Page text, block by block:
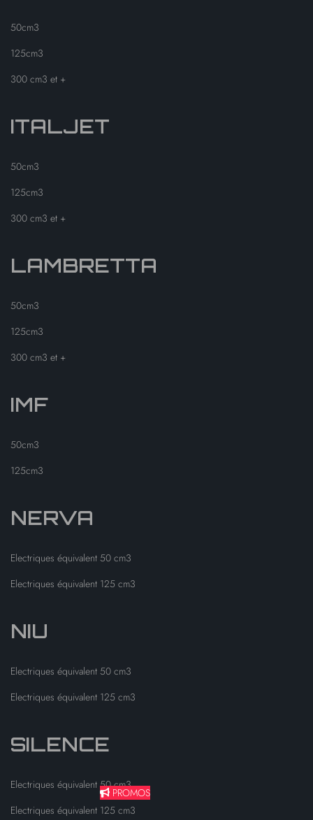
50cm3
125cm3
300 cm3 et +
ITALJET
50cm3
125cm3
300 cm3 et +
LAMBRETTA
50cm3
125cm3
300 cm3 et +
IMF
50cm3
125cm3
NERVA
Electriques équivalent 50 cm3
Electriques équivalent 125 cm3
NIU
Electriques équivalent 50 cm3
Electriques équivalent 125 cm3
SILENCE
Electriques équivalent 50 cm3
Electriques équivalent 125 cm3
PROMOS